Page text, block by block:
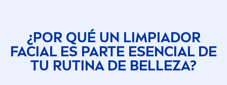
¿POR QUÉ UN LIMPIADOR
FACIAL ES PARTE ESENCIAL DE
TU RUTINA DE BELLEZA?